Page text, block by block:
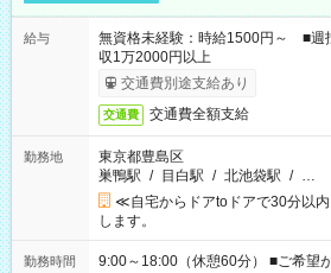
給与
無資格未経験：時給1500円～ ■
収1万2000円以上
交通費別途支給あり
交通費 交通費全額支給
勤務地
東京都豊島区
巣鴨駅 / 目白駅 / 北池袋駅 / …
≪自宅からドアtoドアで30分以
します。
勤務時間
9:00～18:00（休憩60分） ■ご希望があれば下記シフトもOK！